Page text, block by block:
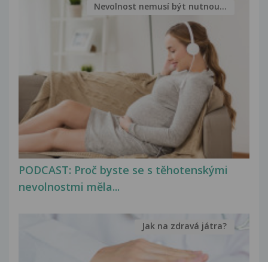
PODCAST: Proč byste se s těhotenskými
nevolnostmi měla...
Nevolnost nemusí být nutnou...
Jak na zdravá játra?